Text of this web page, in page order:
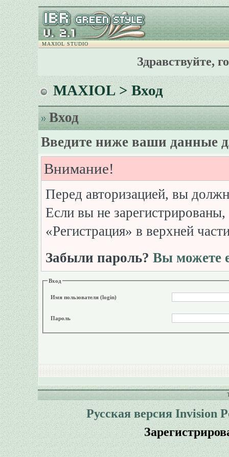
MAXIOL STUDIO
Здравствуйте,
MAXIOL> Вход
Вход
Введите ниже ваши данные
Внимание!
Перед авторизацией, вы
Если вы не
«Регистрация» в верхней
Забыли пароль? Вы можете
Вход
Имя пользователя (login)
Пароль
Русская версия Invision